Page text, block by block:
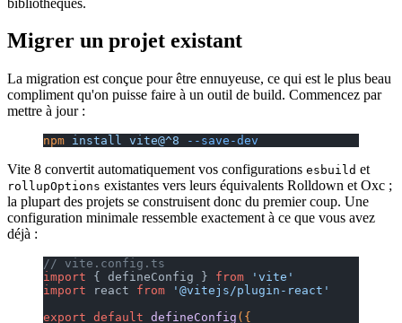
Migrer un projet existant
La migration est conçue pour être ennuyeuse, ce qui est le plus beau
compliment qu'on puisse faire à un outil de build. Commencez par
mettre à jour :
npm install vite@^8 --save-dev
Vite 8 convertit automatiquement vos configurations esbuild et
rollupOptions existantes vers leurs équivalents Rolldown et Oxc ;
la plupart des projets se construisent donc du premier coup. Une
configuration minimale ressemble exactement à ce que vous avez
déjà :
// vite.config.ts
import { defineConfig } from 'vite'
import react from '@vitejs/plugin-react'
export default defineConfig ({